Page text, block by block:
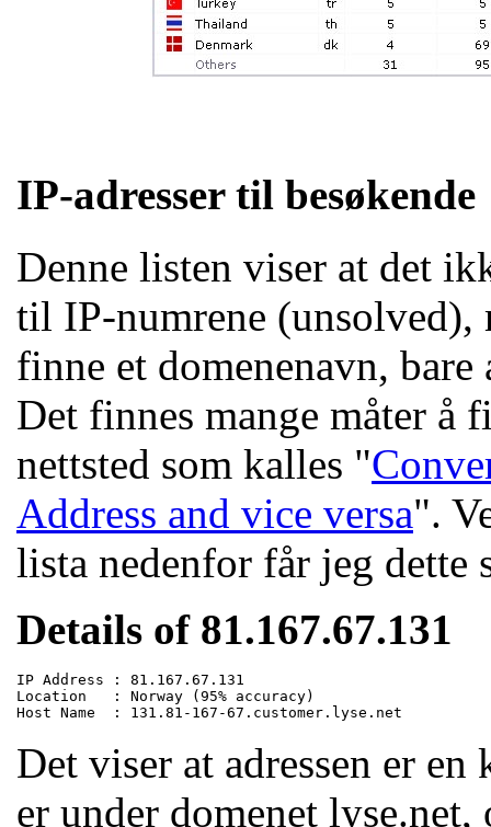
IP-adresser til besøkende
Denne listen viser at det
til IP-numrene (unsolved),
finne et domenenavn,
Det finnes mange måter å
nettsted som kalles "
Address and vice versa".
lista nedenfor får jeg dette
Details of 81.167.67.131
IP Address : 81.167.67.131
Location   : Norway (95% accuracy)
Det viser at adressen er
er under domenet